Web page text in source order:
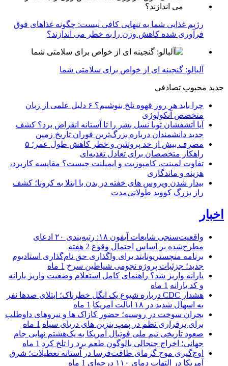
رژیم غذایی شما به تنهایی کافی نیست: چگونه غذاهای فوق
فرآوری شده کاهش وزن را به خطر می اندازند؟
آلبالو: گنجینه ای از خواص برای سلامتی شما
جدید محبوب تصادفی
چرا باید هر روز قهوه تلخ بنوشیم؟ ۶ دلیل علمی از زبان
متخصص آنکولوژی
آیا آتشفشان توبا نسل بشر را تا آستانه انقراض برد؟ کشف
جدید دانشمندان درباره بزرگ‌ترین فوران تاریخ زمین
مصرف بیش از حد پروتئین و خطر کاهش طول عمر؛ ۵
راهکار متخصصان برای تعادل تغذیه‌ای
تفاوت لمینت، کامپوزیت و ایمپلنت چیست؟ مقایسه کاربرد،
هزینه و ماندگاری
بیدار شدن ویروس‌ های خفته در بدن با ابتلا به کرونا؛ کشف
راز بزرگ کووید طولانی‌مدت
اخبار
واقعیت‌سنجی شایعات آیفون ۱۸: رتبه‌بندی ۲۰ ادعای
مطرح‌شده بر اساس احتمال وقوع 2 هفته
برنامه منچستریونایتد برای واگذاری حق نام‌گذاری استادیوم
جدید؛ جزئیات پروژه نجومی شیاطین سرخ 1 ماه
یارانه واریز شد؟ راهنمای کامل استعلام وضعیت واریز یارانه
و کد یارانه 1 ماه
هشدار CDC درباره شیوع یک انگل خطرناک؛ ابتلای صدها نفر
به اسهال شدید در ۱۸ ایالت آمریکا
1 ماه
بحران سوخت در روسیه؛ حضور کازاک‌ ها و نیروهای داوطلب
برای برقراری نظم در پمپ بنزین‌ های دریای سیاه 1 ماه
صعود تاریخی تیم ملی فوتبال آمریکا به یک‌هشتم نهایی جام
جهانی؛ اخراج جنجالی بالوگون طعم برد را تلخ کرد 1 ماه
اوج‌گیری موج گرمای طاقت‌فرسا در آستانه تعطیلات؛ شرق
آمریکا در التهاب دمای ۱۱۰ درجه‌ای
1 ماه